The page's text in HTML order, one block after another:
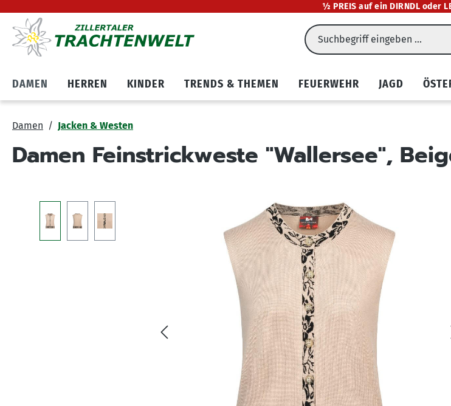
springen Zum Cookie Banner springen
½ PREIS auf ein DIRNDL oder
DAMEN HERREN KINDER TRENDS & THEMEN FEUERWEHR JAGD
Damen Jacken & Westen
Damen Feinstrickweste "Wallersee",